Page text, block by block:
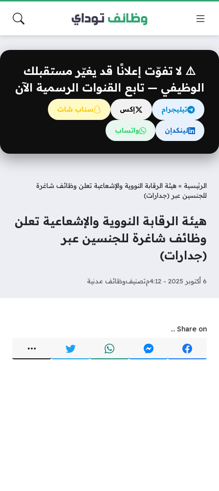
⚠️ لا تفوّت إعلانًا قد يغيّر مستقبلك
الوظيفي — تابع القنوات الرسمية الآن
تيليجرام إكس سناب شات
لينكدإن واتساب
الرئيسية » هيئة الرقابة النووية والإشعاعية تعلن وظائف شاغرة
للجنسين عبر (جدارات)
هيئة الرقابة النووية والإشعاعية تعلن
وظائف شاغرة للجنسين عبر
(جدارات)
6 أكتوبر 2025 - 4:12م تصنيفوظائف مدنية
Share on ...